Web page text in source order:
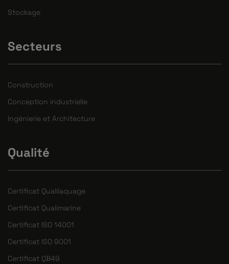
Stockage
Secteurs
Construction
Conception industrielle
Ingénierie et Architecture
Qualité
Certificat Qualilaquage
Certificat Qualimarine
Certificat ISO 14001
Certificat ISO 9001
Certificat QB49